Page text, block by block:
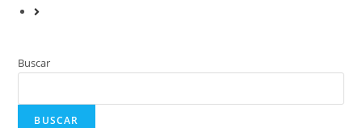
Buscar
BUSCAR